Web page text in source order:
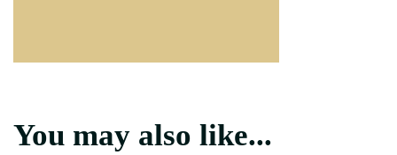
You may also like...